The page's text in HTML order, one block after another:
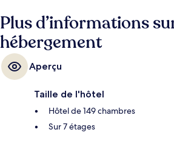
très courte distance à pied des transports
se trouve à 8 min et Station Maalbeek-
Plus d’informations
hébergement
Aperçu
Taille de l'hôtel
Hôtel de 149 chambres
Sur 7 étages